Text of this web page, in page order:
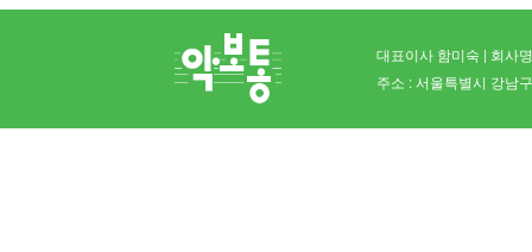
대표이사 함미숙 | 회사
주소 : 서울특별시 강남